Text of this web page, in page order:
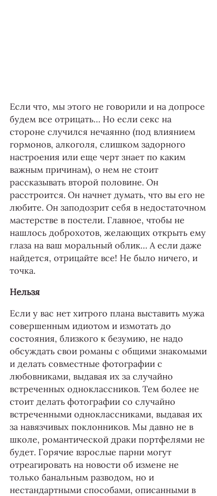
Если что, мы этого не говорили и на допросе
будем все отрицать… Но если секс на
стороне случился нечаянно (под влиянием
гормонов, алкоголя, слишком задорного
настроения или еще черт знает по каким
важным причинам), о нем не стоит
рассказывать второй половине. Он
расстроится. Он начнет думать, что вы его не
любите. Он заподозрит себя в недостаточном
мастерстве в постели. Главное, чтобы не
нашлось доброхотов, желающих открыть ему
глаза на ваш моральный облик… А если даже
найдется, отрицайте все! Не было ничего, и
точка.
Нельзя
Если у вас нет хитрого плана выставить мужа
совершенным идиотом и измотать до
состояния, близкого к безумию, не надо
обсуждать свои романы с общими знакомыми
и делать совместные фотографии с
любовниками, выдавая их за случайно
встреченных одноклассников. Тем более не
стоит делать фотографии со случайно
встреченными одноклассниками, выдавая их
за навязчивых поклонников. Мы давно не в
школе, романтической драки портфелями не
будет. Горячие взрослые парни могут
отреагировать на новости об измене не
только банальным разводом, но и
нестандартными способами, описанными в